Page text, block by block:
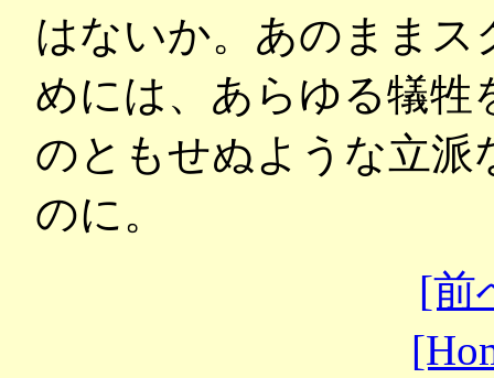
はないか。あのまま
めには、あらゆる犠牲
のともせぬような立
のに。
[前